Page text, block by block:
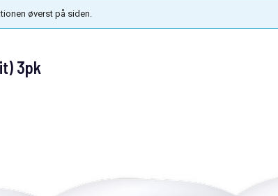
øverst på siden.
3pk